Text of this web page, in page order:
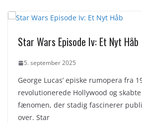
Star Wars Episode Iv: Et Nyt Håb
5. september 2025
George Lucas’ episke rumopera fra
revolutionerede Hollywood og
fænomen, der stadig fascinerer
over. Star